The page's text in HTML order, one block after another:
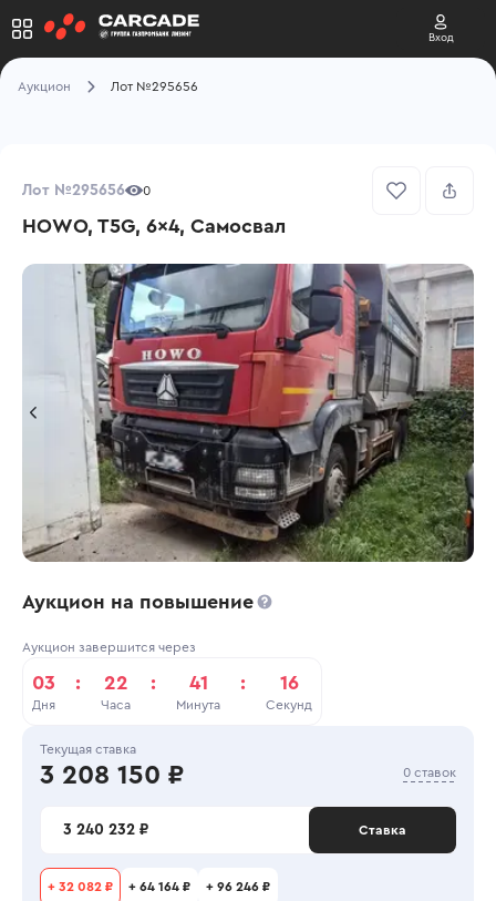
Вход
Аукцион Лот №295656
Лот №295656 0
HOWO, T5G, 6x4, Самосвал
Аукцион на повышение
Аукцион завершится через
03
Дня
: 22
Часа
: 41
Минута
: 15
Секунд
Текущая ставка
3 208 150 ₽ 0 ставок
3 240 232 ₽ Ставка
+ 32 082 ₽ + 64 164 ₽ + 96 246 ₽